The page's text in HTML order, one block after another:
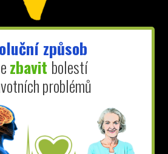
způsob
zbavit bolestí
problémů